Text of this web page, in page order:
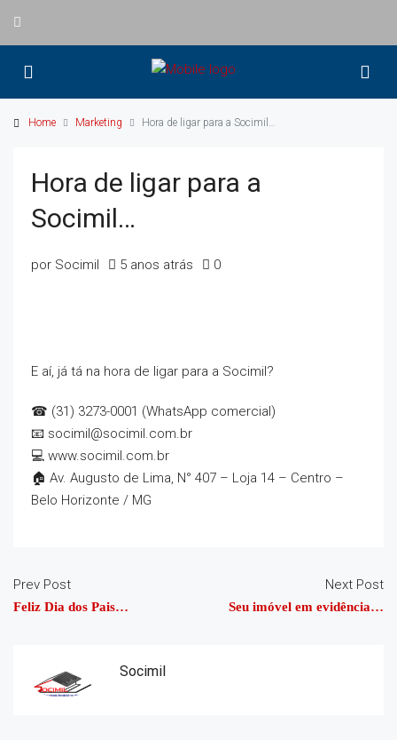
Home Marketing Hora de ligar para a Socimil…
Hora de ligar para a
Socimil…
por Socimil 5 anos atrás 0
E aí, já tá na hora de ligar para a Socimil?
☎ (31) 3273-0001 (WhatsApp comercial)
📧 socimil@socimil.com.br
💻 www.socimil.com.br
🏠 Av. Augusto de Lima, N° 407 – Loja 14 – Centro –
Belo Horizonte / MG
Prev Post
Feliz Dia dos Pais…
Next Post
Seu imóvel em evidência…
Socimil